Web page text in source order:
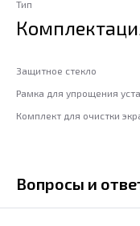
Тип
Защитное стекло
Рамка для упрощения
Комплект для очистки
Вопросы и